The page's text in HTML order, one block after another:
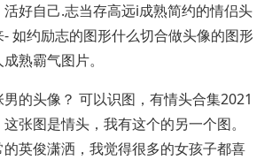
好自己.志当存高远i成熟简约的情侣头
如约励志的图形什么切合做头像的图形
熟霸气图片。
的头像？ 可以识图，有情头合集2021
张图是情头，我有这个的另一个图。
英俊潇洒，我觉得很多的女孩子都喜